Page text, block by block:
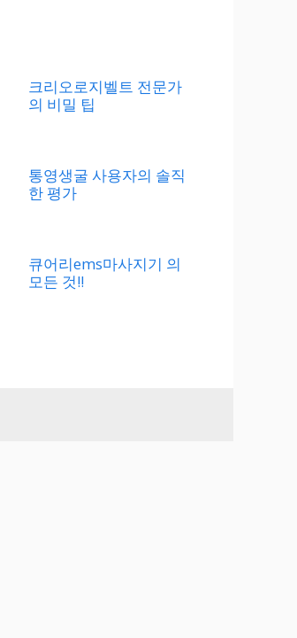
크리오로지벨트 전문가
의 비밀 팁
통영생굴 사용자의 솔직
한 평가
큐어리ems마사지기 의
모든 것!!